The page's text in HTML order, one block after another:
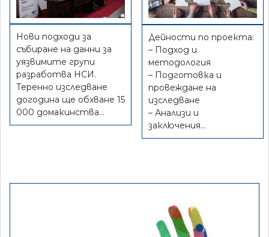
Нови подходи за
събиране на данни за
уязвимите групи
разработва НСИ.
Теренно изследване
догодина ще обхване 15
000 домакинства…
Дейности по проекта:
– Подход и
методология
– Подготовка и
провеждане на
изследване
– Анализи и
заключения…